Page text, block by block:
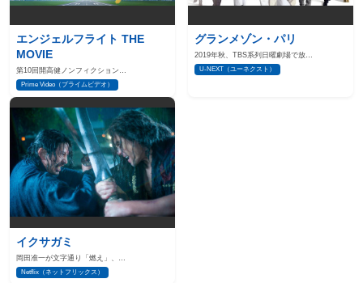
エンジェルフライト THE
MOVIE
第10回開高健ノンフィクション…
Prime Video（プライムビデオ）
グランメゾン・パリ
2019年秋、TBS系列日曜劇場で放…
U-NEXT（ユーネクスト）
イクサガミ
岡田准一が文字通り「燃え」、…
Netflix（ネットフリックス）